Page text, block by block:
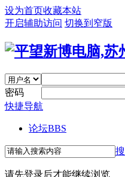
设为首页收藏本站
开启辅助访问 切换到窄版
密码
快捷导航
论坛BBS
请先登录后才能继续浏览